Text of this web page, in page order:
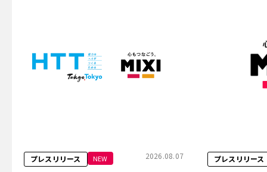
プレスリリース NEW 2026.08.07 プレスリリース